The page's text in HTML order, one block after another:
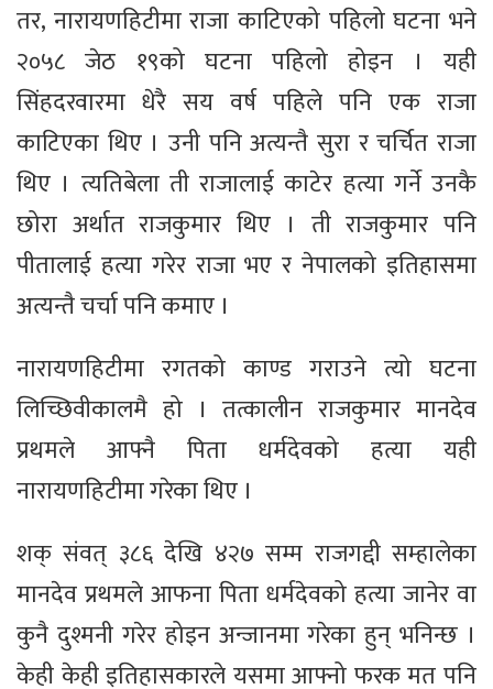
तर, नारायणहिटीमा राजा काटिएको पहिलो घटना भने
२०५८ जेठ १९को घटना पहिलो होइन । यही
सिंहदरवारमा धेरै सय वर्ष पहिले पनि एक राजा
काटिएका थिए । उनी पनि अत्यन्तै सुरा र चर्चित राजा
थिए । त्यतिबेला ती राजालाई काटेर हत्या गर्ने उनकै
छोरा अर्थात राजकुमार थिए । ती राजकुमार पनि
पीतालाई हत्या गरेर राजा भए र नेपालको इतिहासमा
अत्यन्तै चर्चा पनि कमाए ।
नारायणहिटीमा रगतको काण्ड गराउने त्यो घटना
लिच्छिवीकालमै हो । तत्कालीन राजकुमार मानदेव
प्रथमले आफ्नै पिता धर्मदेवको हत्या यही
नारायणहिटीमा गरेका थिए ।
शक् संवत् ३८६ देखि ४२७ सम्म राजगद्दी सम्हालेका
मानदेव प्रथमले आफना पिता धर्मदेवको हत्या जानेर वा
कुनै दुश्मनी गरेर होइन अन्जानमा गरेका हुन् भनिन्छ ।
केही केही इतिहासकारले यसमा आफ्नो फरक मत पनि